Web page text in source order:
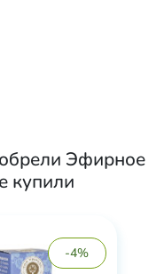
Эфирное
купили
-4%